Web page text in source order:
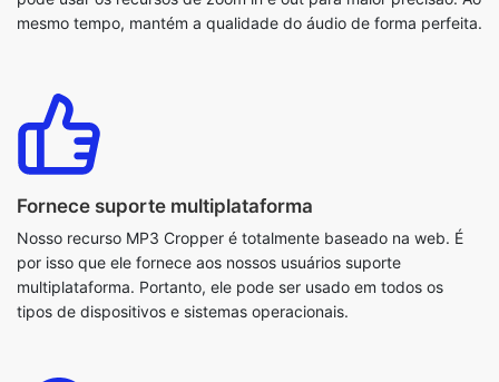
Fornece suporte multiplataforma
Nosso recurso MP3 Cropper é totalmente baseado na web. É
por isso que ele fornece aos nossos usuários suporte
tipos de dispositivos e sistemas operacionais.